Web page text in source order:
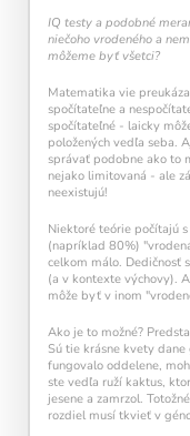
každý deň navyše
aktívnou a v kondícii.
Kalendár sleduje
aktivitu:
Modré políčko:Bez
Oranžové políčko:
tréningu, ako
1 cvičenie = 20 %
5 cvičení = 100 %
3
IQ testy a podobné
niečoho vrodeného a
môžeme byť všetci?
Matematika vie
spočítateľne a
spočítateľné - laicky
položených vedľa seba.
správať podobne ako to
nejako limitovaná - ale
neexistujú!
Niektoré teórie počítajú
(napríklad 80%)
celkom málo. Dedičnosť
(a v kontexte výchovy).
môže byť v inom
Ako je to možné?
Sú tie krásne kvety
fungovalo oddelene,
ste vedľa ruží kaktus,
jesene a zamrzol.
rozdiel musí tkvieť v